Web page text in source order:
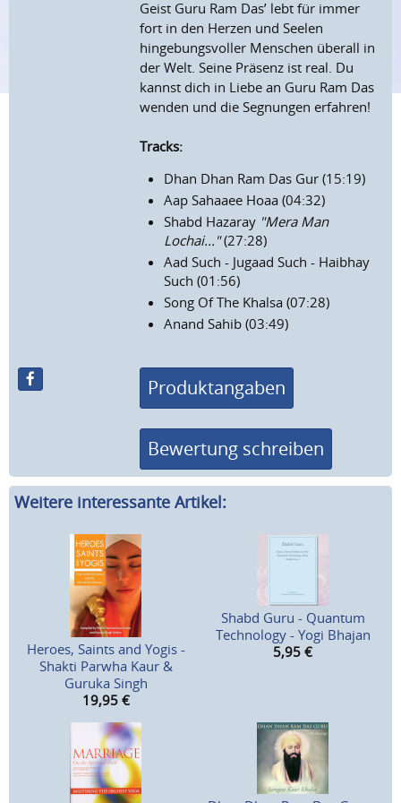
Geist Guru Ram Das’ lebt für immer
fort in den Herzen und Seelen
hingebungsvoller Menschen überall in
der Welt. Seine Präsenz ist real. Du
kannst dich in Liebe an Guru Ram Das
wenden und die Segnungen erfahren!
Tracks:
Dhan Dhan Ram Das Gur (15:19)
Aap Sahaaee Hoaa (04:32)
Shabd Hazaray "Mera Man
Lochai..."(27:28)
Aad Such - Jugaad Such - Haibhay
Such (01:56)
Song Of The Khalsa (07:28)
Anand Sahib (03:49)
Produktangaben
Bewertung schreiben
Weitere interessante Artikel:
Heroes, Saints and Yogis -
Shakti Parwha Kaur &
Guruka Singh
19,95 €
Shabd Guru - Quantum
Technology - Yogi Bhajan
5,95 €